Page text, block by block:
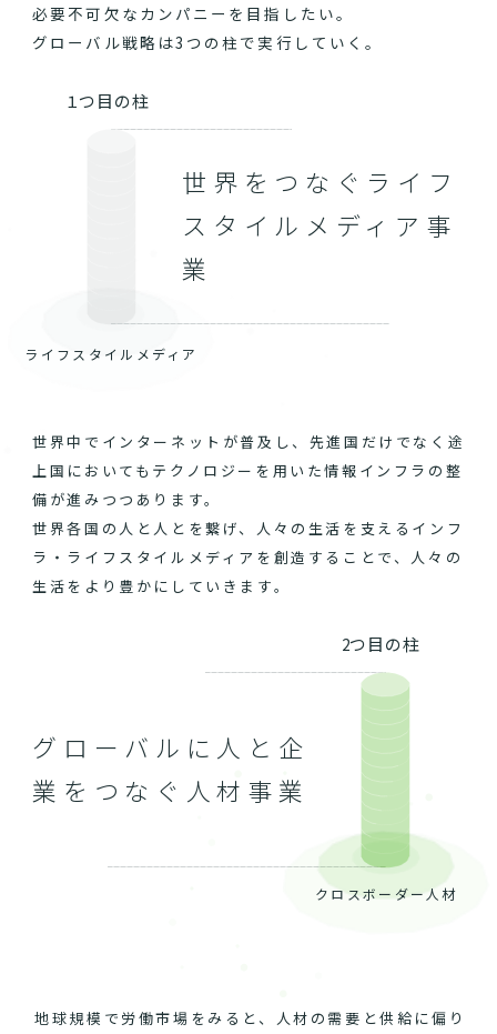
必要不可欠なカンパニーを目指したい。
グローバル戦略は3つの柱で実行していく。
１つ目の柱
ライフスタイルメディア
世界をつなぐライフ
スタイルメディア事
業
世界中でインターネットが普及し、先進国だけでなく途
上国においてもテクノロジーを用いた情報インフラの整
備が進みつつあります。
世界各国の人と人とを繋げ、人々の生活を支えるインフ
ラ・ライフスタイルメディアを創造することで、人々の
生活をより豊かにしていきます。
グローバルに人と企
業をつなぐ人材事業
地球規模で労働市場をみると、人材の需要と供給に偏り
2つ目の柱
クロスボーダー人材